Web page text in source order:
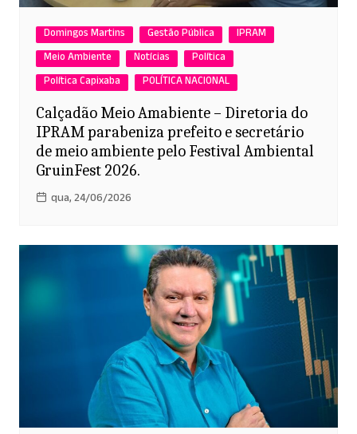
Domingos Martins Gestão Pública
IPRAM
Meio Ambiente
Notícias
Política
Política Capixaba
POLÍTICA NACIONAL
Calçadão Meio Amabiente – Diretoria do
IPRAM parabeniza prefeito e secretário
de meio ambiente pelo Festival Ambiental
GruinFest 2026.
qua, 24/06/2026